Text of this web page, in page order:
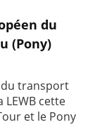
du
(Pony)
du transport
cette
et le Pony